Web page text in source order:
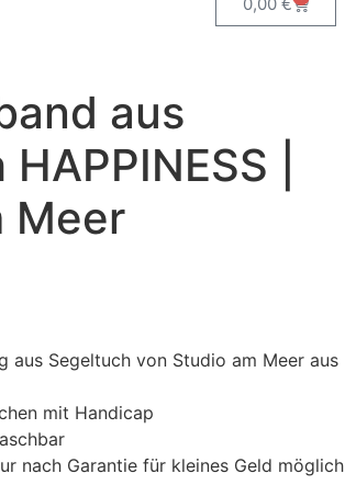
aus
|
Meer
aus Segeltuch von Studio am Meer aus
mit Handicap
nach Garantie für kleines Geld möglich